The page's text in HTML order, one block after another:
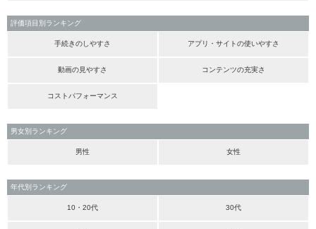
評価項目別ランキング
手続きのしやすさ アプリ・サイトの使いやすさ
動画の見やすさ コンテンツの充実さ
コストパフォーマンス
男女別ランキング
男性 女性
年代別ランキング
10・20代 30代